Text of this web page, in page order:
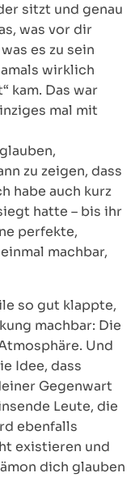
sitzt und genau
was vor dir
es zu sein
wirklich
kam. Das war
mal mit
zu zeigen, dass
habe auch kurz
hatte – bis ihr
perfekte,
machbar,
so gut klappte,
machbar: Die
Und
Idee, dass
Gegenwart
Leute, die
ebenfalls
existieren und
dich glauben